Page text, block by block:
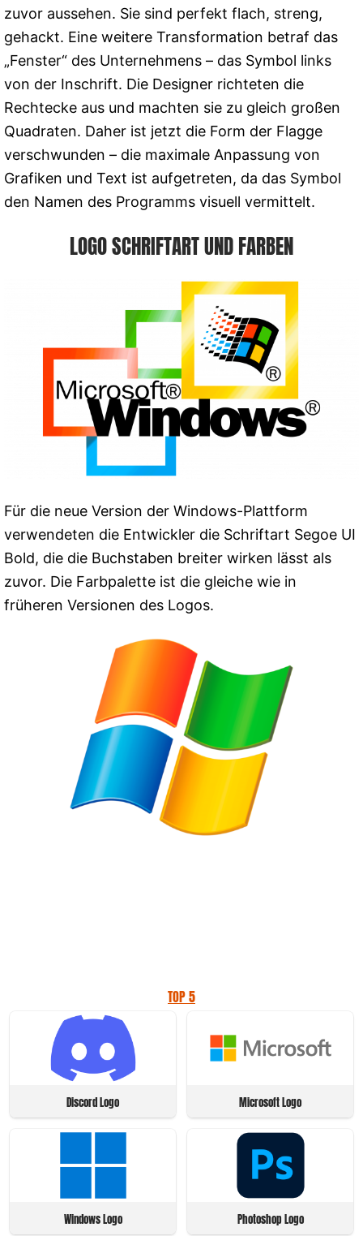
zuvor aussehen. Sie sind perfekt flach, streng,
gehackt. Eine weitere Transformation betraf das
„Fenster“ des Unternehmens – das Symbol links
von der Inschrift. Die Designer richteten die
Rechtecke aus und machten sie zu gleich großen
Quadraten. Daher ist jetzt die Form der Flagge
verschwunden – die maximale Anpassung von
Grafiken und Text ist aufgetreten, da das Symbol
den Namen des Programms visuell vermittelt.
LOGO SCHRIFTART UND FARBEN
Für die neue Version der Windows-Plattform
verwendeten die Entwickler die Schriftart Segoe UI
Bold, die die Buchstaben breiter wirken lässt als
zuvor. Die Farbpalette ist die gleiche wie in
früheren Versionen des Logos.
TOP 5
Discord Logo Microsoft Logo
Windows Logo Photoshop Logo